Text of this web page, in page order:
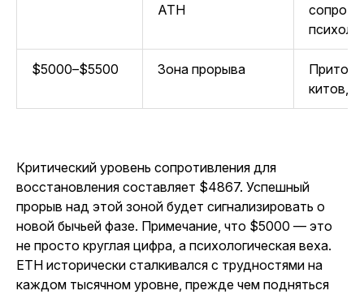
ATH
$5000–$5500 Зона прорыва
Приток
китов,
Критический уровень сопротивления для
восстановления составляет $4867. Успешный
прорыв над этой зоной будет сигнализировать о
новой бычьей фазе. Примечание, что $5000 — это
не просто круглая цифра, а психологическая веха.
ETH исторически сталкивался с трудностями на
каждом тысячном уровне, прежде чем подняться